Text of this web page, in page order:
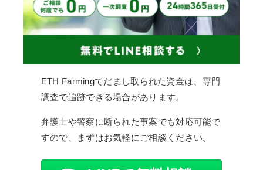
ETH Farmingでだまし取られた資金は、専門
調査で追跡できる場合があります。
弁護士や警察に断られた事案でも対応可能で
すので、まずはお気軽にご相談ください。